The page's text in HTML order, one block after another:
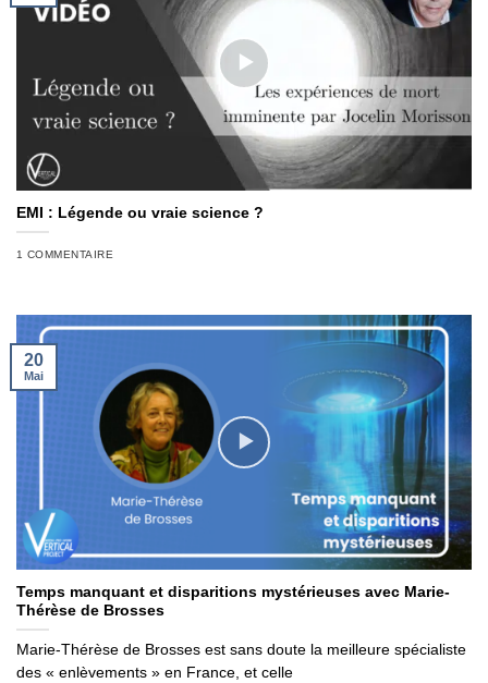
EMI : Légende ou vraie science ?
1 COMMENTAIRE
Temps manquant et disparitions mystérieuses avec Marie-
Thérèse de Brosses
Marie-Thérèse de Brosses est sans doute la meilleure spécialiste
des « enlèvements » en France, et celle
20
Mai